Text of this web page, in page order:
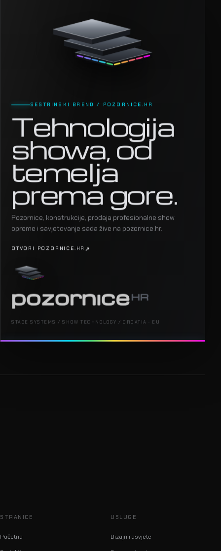
SESTRINSKI BREND / POZORNICE.HR
Tehnologija
showa, od
temelja
prema gore.
Pozornice, konstrukcije, prodaja profesionalne show
opreme i savjetovanje sada žive na pozornice.hr.
OTVORI POZORNICE.HR
STAGE SYSTEMS / SHOW TECHNOLOGY / CROATIA · EU
STRANICE
Početna
USLUGE
Dizajn rasvjete